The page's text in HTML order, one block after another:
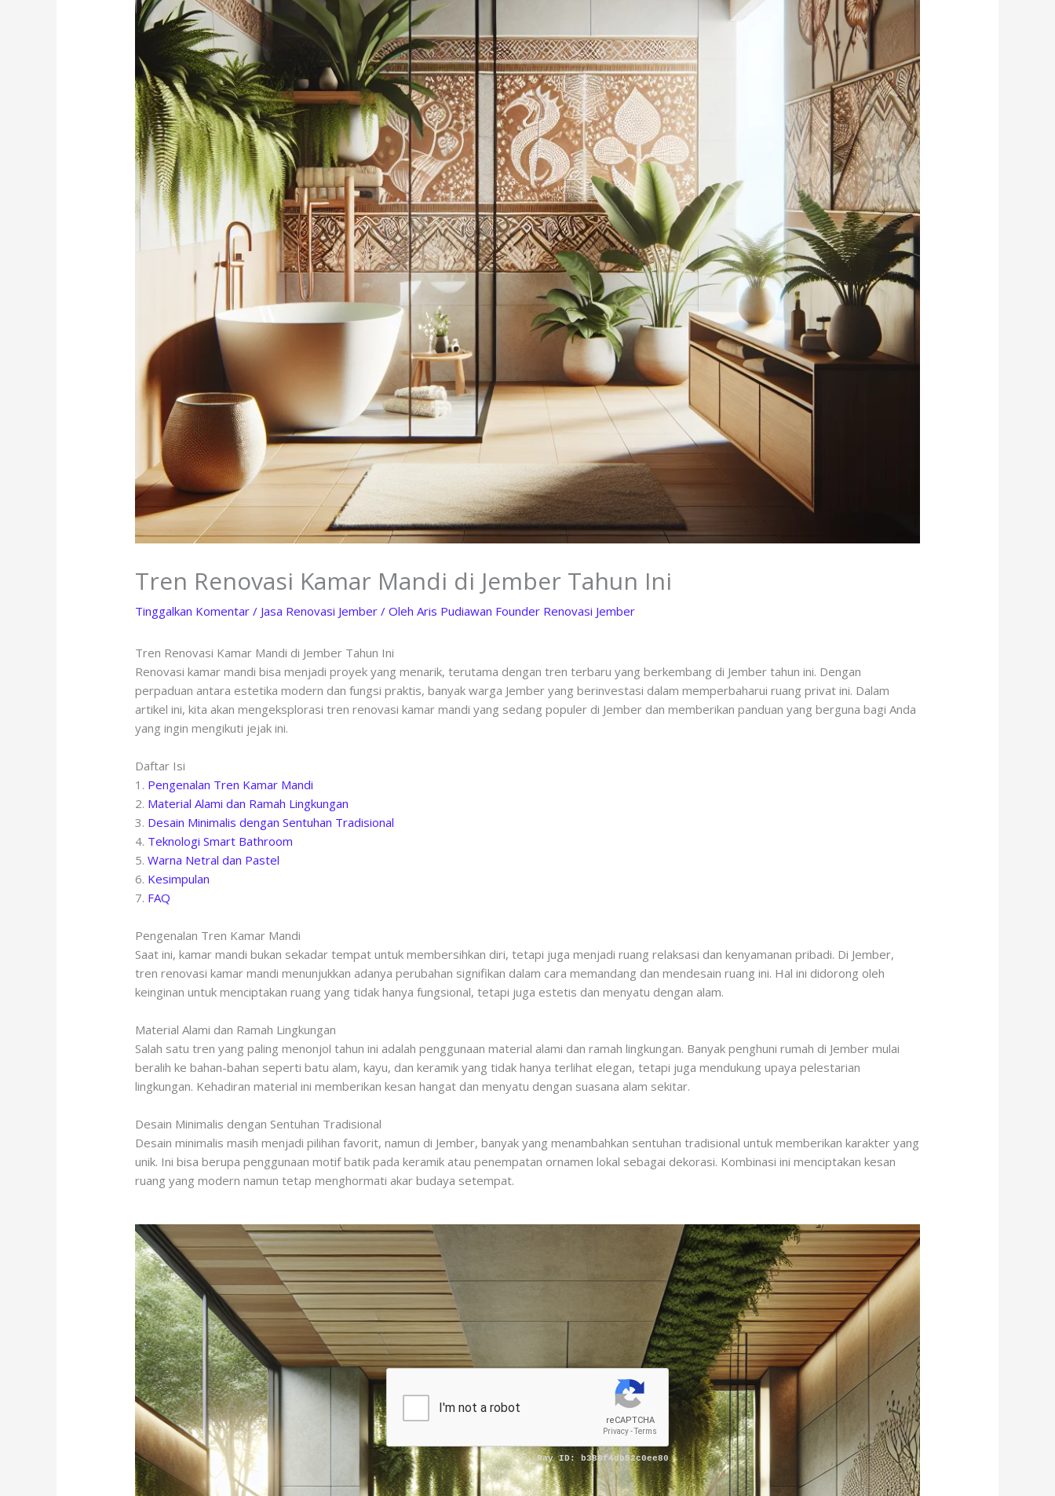
Tren Renovasi Kamar Mandi di Jember Tahun Ini
Tinggalkan Komentar / Jasa Renovasi Jember / OlehAris Pudiawan Founder Renovasi Jember
Tren Renovasi Kamar Mandi di Jember Tahun Ini
Renovasi kamar mandi bisa menjadi proyek yang menarik, terutama dengan tren terbaru yang berkembang di Jember tahun ini. Dengan
perpaduan antara estetika modern dan fungsi praktis, banyak warga Jember yang berinvestasi dalam memperbaharui ruang privat ini. Dalam
artikel ini, kita akan mengeksplorasi tren renovasi kamar mandi yang sedang populer di Jember dan memberikan panduan yang berguna bagi Anda
yang ingin mengikuti jejak ini.
Daftar Isi
1. Pengenalan Tren Kamar Mandi
2. Material Alami dan Ramah Lingkungan
3. Desain Minimalis dengan Sentuhan Tradisional
4. Teknologi Smart Bathroom
5.Warna Netral dan Pastel
6. Kesimpulan
7. FAQ
Pengenalan Tren Kamar Mandi
Saat ini, kamar mandi bukan sekadar tempat untuk membersihkan diri, tetapi juga menjadi ruang relaksasi dan kenyamanan pribadi. Di Jember,
tren renovasi kamar mandi menunjukkan adanya perubahan signifikan dalam cara memandang dan mendesain ruang ini. Hal ini didorong oleh
keinginan untuk menciptakan ruang yang tidak hanya fungsional, tetapi juga estetis dan menyatu dengan alam.
Material Alami dan Ramah Lingkungan
Salah satu tren yang paling menonjol tahun ini adalah penggunaan material alami dan ramah lingkungan. Banyak penghuni rumah di Jember mulai
beralih ke bahan-bahan seperti batu alam, kayu, dan keramik yang tidak hanya terlihat elegan, tetapi juga mendukung upaya pelestarian
lingkungan. Kehadiran material ini memberikan kesan hangat dan menyatu dengan suasana alam sekitar.
Desain Minimalis dengan Sentuhan Tradisional
Desain minimalis masih menjadi pilihan favorit, namun di Jember, banyak yang menambahkan sentuhan tradisional untuk memberikan karakter yang
unik. Ini bisa berupa penggunaan motif batik pada keramik atau penempatan ornamen lokal sebagai dekorasi. Kombinasi ini menciptakan kesan
ruang yang modern namun tetap menghormati akar budaya setempat.